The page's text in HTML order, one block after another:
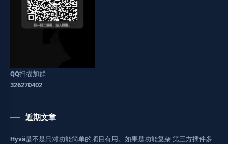
QQ扫描加群
326270402
近期文章
Hyvä是不是只对功能简单的项目有用。如果是功能复杂 第三方插件多